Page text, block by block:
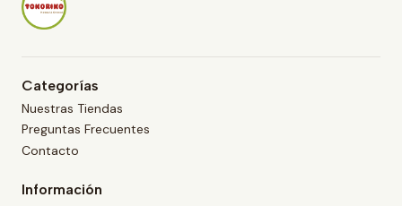
Categorías
Nuestras Tiendas
Preguntas Frecuentes
Contacto
Información